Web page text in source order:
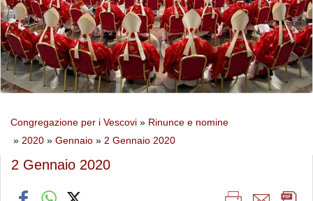
Congregazione per i Vescovi » Rinunce e nomine
» 2020 » Gennaio » 2 Gennaio 2020
2 Gennaio 2020